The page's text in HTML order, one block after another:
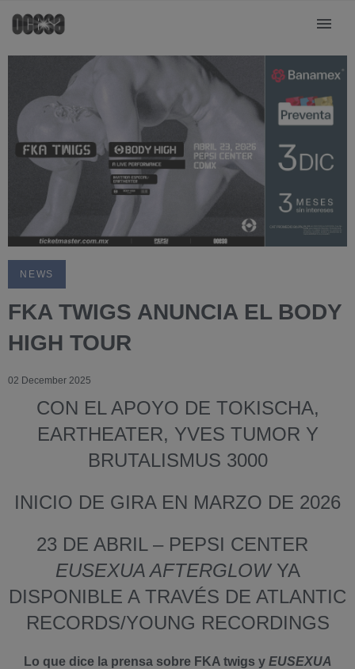
NEWS
FKA TWIGS ANUNCIA EL BODY
HIGH TOUR
02 December 2025
CON EL APOYO DE TOKISCHA,
EARTHEATER, YVES TUMOR Y
BRUTALISMUS 3000
INICIO DE GIRA EN MARZO DE 2026
23 DE ABRIL – PEPSI CENTER
EUSEXUA AFTERGLOWYA
DISPONIBLE A TRAVÉS DE ATLANTIC
RECORDS/YOUNG RECORDINGS
Lo que dice la prensa sobre FKA twigs y EUSEXUA